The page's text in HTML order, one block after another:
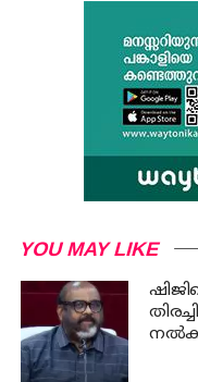
YOU MAY LIKE